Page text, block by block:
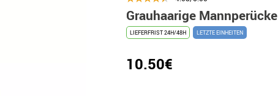
Grauhaarige Mannperücke
LIEFERFRIST 24H/48H LETZTE EINHEITEN
10.50€